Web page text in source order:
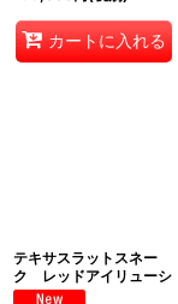
カートに入れる
テキサスラットスネー
ク レッドアイリューシ